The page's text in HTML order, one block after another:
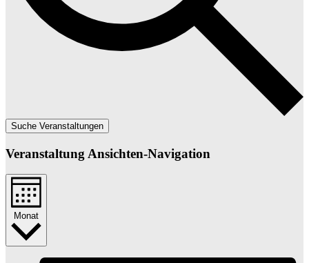
Suche Veranstaltungen
Veranstaltung Ansichten-Navigation
Monat